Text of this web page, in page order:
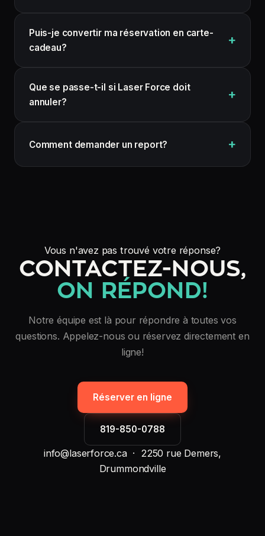
Puis-je convertir ma réservation en carte-
cadeau?
Que se passe-t-il si Laser Force doit
annuler?
Comment demander un report?
Vous n'avez pas trouvé votre réponse?
CONTACTEZ-NOUS,
ON RÉPOND!
Notre équipe est là pour répondre à toutes vos
questions. Appelez-nous ou réservez directement en
ligne!
Réserver en ligne
819-850-0788
info@laserforce.ca · 2250 rue Demers,
Drummondville